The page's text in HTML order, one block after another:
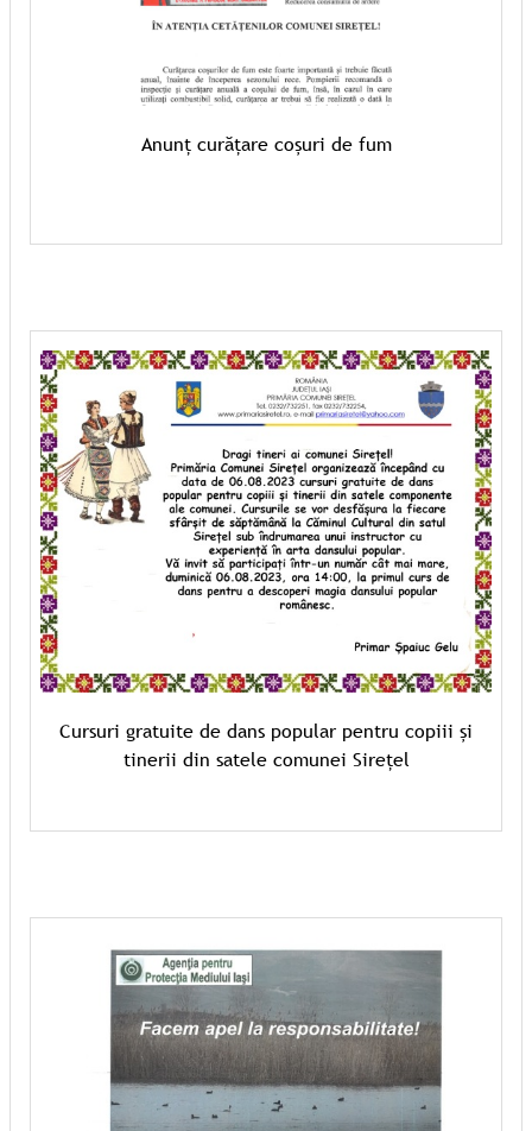
Anunț curățare coșuri de fum
Cursuri gratuite de dans popular pentru copiii și
tinerii din satele comunei Sirețel